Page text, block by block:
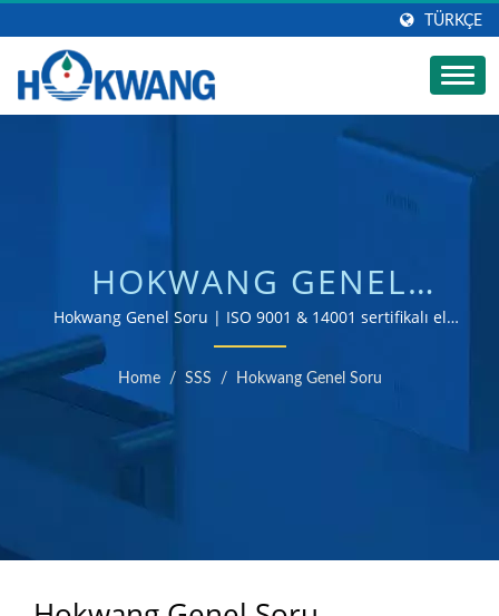
TÜRKÇE
HOKWANG GENEL
SORU | TICARI BANYO
EL KURUTMA MAKINESI
ÜRETICISI | HOKWANG
Hokwang Genel Soru | ISO 9001 & 14001 sertifikalı el
kurutma makinesi ve sabun dispenseri üreticisi
Home / SSS / Hokwang Genel Soru